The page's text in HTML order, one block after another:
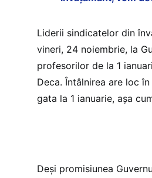
Liderii sindicatelor din
vineri, 24 noiembrie, la
profesorilor de la 1
Deca. Întâlnirea are loc
gata la 1 ianuarie, așa
Deși promisiunea